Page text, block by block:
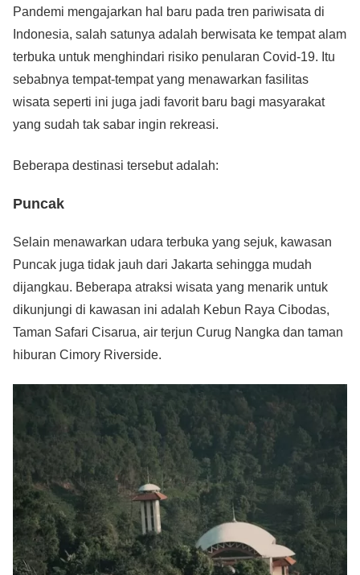
Pandemi mengajarkan hal baru pada tren pariwisata di
Indonesia, salah satunya adalah berwisata ke tempat alam
terbuka untuk menghindari risiko penularan Covid-19. Itu
sebabnya tempat-tempat yang menawarkan fasilitas
wisata seperti ini juga jadi favorit baru bagi masyarakat
yang sudah tak sabar ingin rekreasi.
Beberapa destinasi tersebut adalah:
Puncak
Selain menawarkan udara terbuka yang sejuk, kawasan
Puncak juga tidak jauh dari Jakarta sehingga mudah
dijangkau. Beberapa atraksi wisata yang menarik untuk
dikunjungi di kawasan ini adalah Kebun Raya Cibodas,
Taman Safari Cisarua, air terjun Curug Nangka dan taman
hiburan Cimory Riverside.